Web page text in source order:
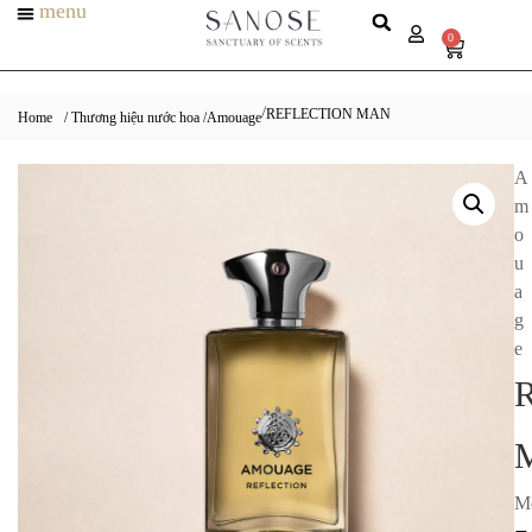
menu
0
Home / Thương hiệu nước hoa /Amouage/REFLECTION MAN
A
m
o
u
a
g
e